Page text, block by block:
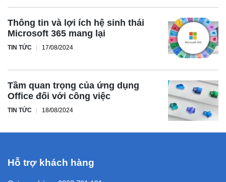
Thông tin và lợi ích hệ sinh thái
Microsoft 365 mang lại
TIN TỨC 17/08/2024
Tầm quan trọng của ứng dụng
Office đối với công việc
TIN TỨC 18/08/2024
Hỗ trợ khách hàng